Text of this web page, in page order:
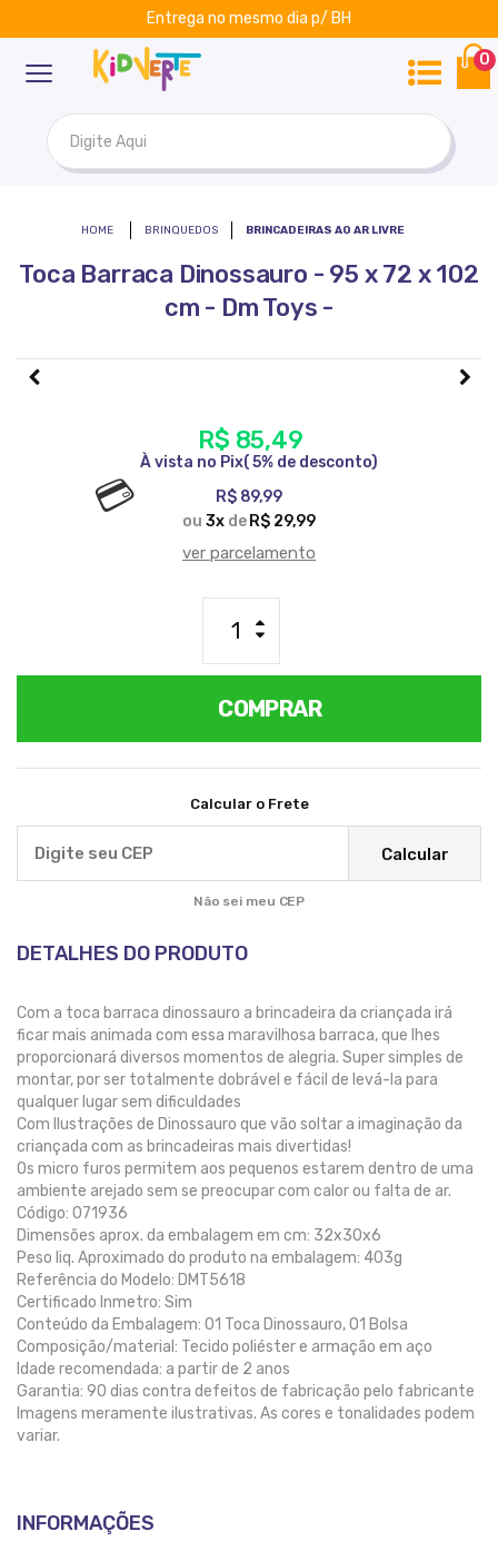
Embalamos para presente
0
Kidverte
BRINQUEDOS BRINCADEIRAS AO AR LIVRE
Toca Barraca Dinossauro - 95 x 72 x 102
cm - Dm Toys -
R$ 89,99
ou3xde R$ 29,99
R$ 85,49
ver parcelamento
COMPRAR
Calcular o Frete
Calcular
Não sei meu CEP
DETALHES DO PRODUTO
Com a toca barraca dinossauro a brincadeira da criançada irá
ficar mais animada com essa maravilhosa barraca, que lhes
proporcionará diversos momentos de alegria. Super simples de
montar, por ser totalmente dobrável e fácil de levá-la para
qualquer lugar sem dificuldades
Com Ilustrações de Dinossauro que vão soltar a imaginação da
criançada com as brincadeiras mais divertidas!
Os micro furos permitem aos pequenos estarem dentro de uma
ambiente arejado sem se preocupar com calor ou falta de ar.
Código: 071936
Dimensões aprox. da embalagem em cm: 32x30x6
Peso liq. Aproximado do produto na embalagem: 403g
Referência do Modelo: DMT5618
Certificado Inmetro: Sim
Conteúdo da Embalagem: 01 Toca Dinossauro, 01 Bolsa
Composição/material: Tecido poliéster e armação em aço
Idade recomendada: a partir de 2 anos
Garantia: 90 dias contra defeitos de fabricação pelo fabricante
Imagens meramente ilustrativas. As cores e tonalidades podem
variar.
INFORMAÇÕES